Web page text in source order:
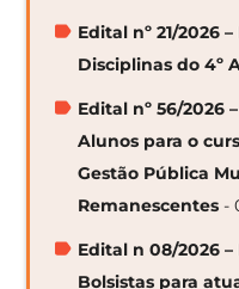
Edital nº 21/2026
Disciplinas do 4º
Edital nº 56/2026
Alunos para o
Gestão Pública
Remanescentes -
Edital n 08/2026
Bolsistas para